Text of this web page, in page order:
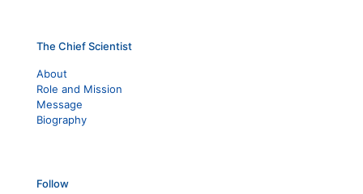
The Chief Scientist
About
Role and Mission
Message
Biography
Follow